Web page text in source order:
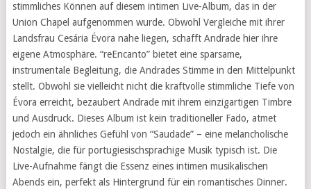
stimmliches Können auf diesem intimen Live-Album, das in der
Union Chapel aufgenommen wurde. Obwohl Vergleiche mit ihrer
Landsfrau Cesária Évora nahe liegen, schafft Andrade hier ihre
eigene Atmosphäre. “reEncanto” bietet eine sparsame,
instrumentale Begleitung, die Andrades Stimme in den Mittelpunkt
stellt. Obwohl sie vielleicht nicht die kraftvolle stimmliche Tiefe von
Évora erreicht, bezaubert Andrade mit ihrem einzigartigen Timbre
und Ausdruck. Dieses Album ist kein traditioneller Fado, atmet
jedoch ein ähnliches Gefühl von “Saudade” – eine melancholische
Nostalgie, die für portugiesischsprachige Musik typisch ist. Die
Live-Aufnahme fängt die Essenz eines intimen musikalischen
Abends ein, perfekt als Hintergrund für ein romantisches Dinner.